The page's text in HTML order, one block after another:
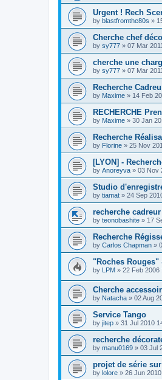
Urgent ! Rech
by blastfromthe80s »
Cherche chef
by sy777 » 07 Mar
cherche une
by sy777 » 07 Mar
Recherche
by Maxime » 14 Feb
RECHERCHE
by Maxime » 30 Jan
Recherche
by Florine » 25 Nov
[LYON] -
by Anoreyva » 03 Nov
Studio
by tiamat » 24 Sep
recherche
by teonobashite » 17
Recherche
by Carlos Chapman »
"Roches Rouges"
by LPM » 22 Feb 2006
Cherche
by Natacha » 02 Aug
Service Tango
by jitep » 31 Jul 2010
recherche
by manu0169 » 03 Jul
projet de série
by lolore » 26 Jun